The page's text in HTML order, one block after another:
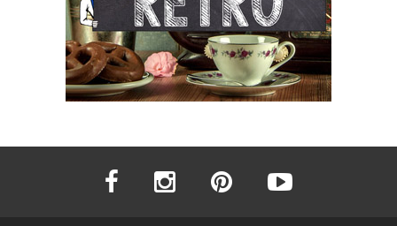
facebook instagram